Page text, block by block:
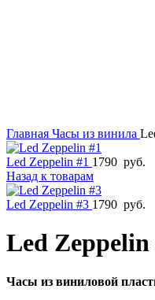
Главная Часы из винила
Led Zeppelin #1 1790 руб.
Назад к товарам
Led Zeppelin #3 1790 руб.
Led Zeppelin
Часы из виниловой